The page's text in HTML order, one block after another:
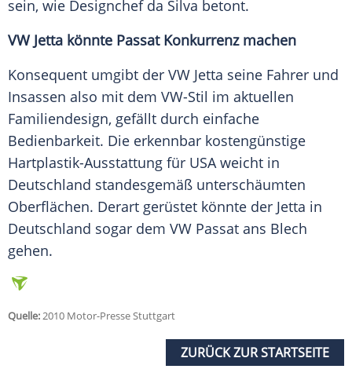
sein, wie Designchef da Silva betont.
VW Jetta könnte Passat Konkurrenz machen
Konsequent umgibt der VW Jetta seine Fahrer und
Insassen also mit dem VW-Stil im aktuellen
Familiendesign, gefällt durch einfache
Bedienbarkeit. Die erkennbar kostengünstige
Hartplastik-Ausstattung für USAweicht in
Deutschland standesgemäß unterschäumten
Oberflächen. Derart gerüstet könnte der Jetta in
Deutschland sogar dem VW Passat ans Blech
gehen.
Quelle:2010 Motor-Presse Stuttgart
ZURÜCK ZUR STARTSEITE